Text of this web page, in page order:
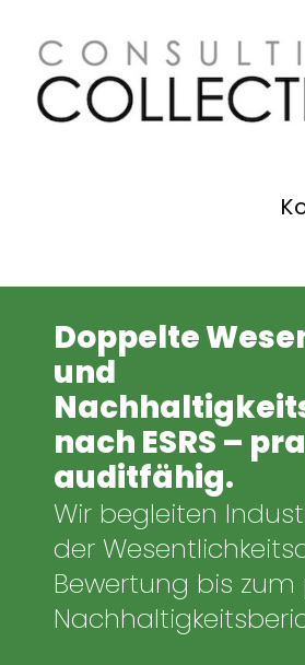
Inhalt
springen
Doppelte
und
nach ESRS –
auditfähig.
Wir begleiten
der
Bewertung bis